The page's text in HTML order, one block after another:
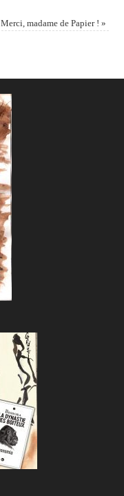
Merci, madame de Papier !»